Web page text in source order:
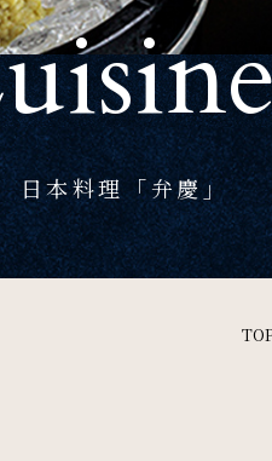
らせ
情報
日本料理「弁慶」